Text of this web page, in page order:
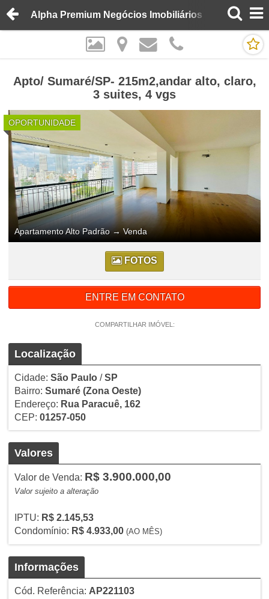
Alpha Premium Negócios Imobiliários
Apto/ Sumaré/SP- 215m2,andar alto, claro,
3 suites, 4 vgs
OPORTUNIDADE
Apartamento Alto Padrão→Venda
FOTOS
ENTRE EM CONTATO
COMPARTILHAR IMÓVEL:
Localização
Cidade: São Paulo/SP
Bairro: Sumaré (Zona Oeste)
Endereço: Rua Paracuê, 162
CEP: 01257-050
Valores
Valor de Venda: R$ 3.900.000,00
Valor sujeito a alteração
IPTU: R$ 2.145,53
Condomínio: R$ 4.933,00 (AO MÊS)
Informações
Cód. Referência: AP221103